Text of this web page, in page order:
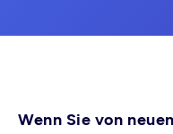
Wenn Sie von